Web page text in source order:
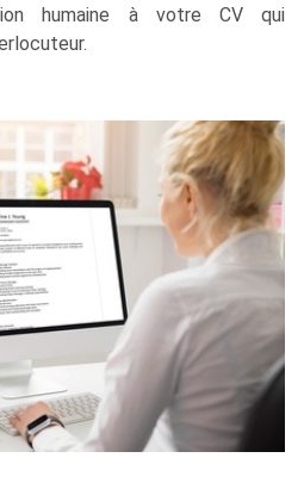
humaine à votre CV qui